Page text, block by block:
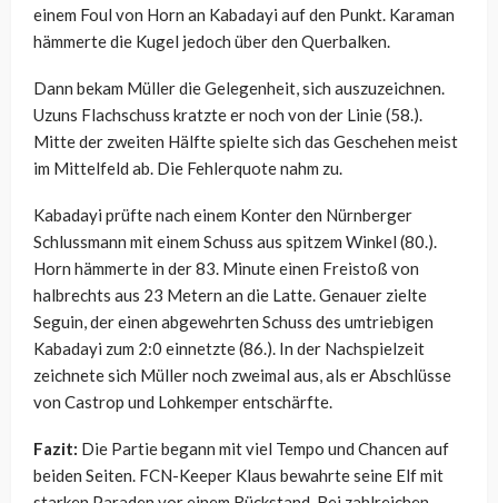
einem Foul von Horn an Kabadayi auf den Punkt. Karaman
hämmerte die Kugel jedoch über den Querbalken.
Dann bekam Müller die Gelegenheit, sich auszuzeichnen.
Uzuns Flachschuss kratzte er noch von der Linie (58.).
Mitte der zweiten Hälfte spielte sich das Geschehen meist
im Mittelfeld ab. Die Fehlerquote nahm zu.
Kabadayi prüfte nach einem Konter den Nürnberger
Schlussmann mit einem Schuss aus spitzem Winkel (80.).
Horn hämmerte in der 83. Minute einen Freistoß von
halbrechts aus 23 Metern an die Latte. Genauer zielte
Seguin, der einen abgewehrten Schuss des umtriebigen
Kabadayi zum 2:0 einnetzte (86.). In der Nachspielzeit
zeichnete sich Müller noch zweimal aus, als er Abschlüsse
von Castrop und Lohkemper entschärfte.
Fazit: Die Partie begann mit viel Tempo und Chancen auf
beiden Seiten. FCN-Keeper Klaus bewahrte seine Elf mit